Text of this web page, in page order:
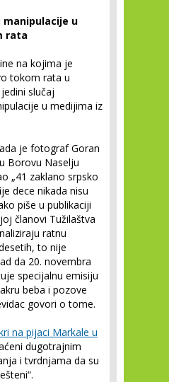
manipulacije u
rata
na kojima je
tokom rata u
slučaj
u medijima iz
je fotograf Goran
Borovu Naselju
„41 zaklano srpsko
dece nikada nisu
piše u publikaciji
članovi Tužilaštva
ratnu
to nije
da 20. novembra
specijalnu emisiju
beba i pozove
govori o tome.
na pijaci Markale u
dugotrajnim
i tvrdnjama da su